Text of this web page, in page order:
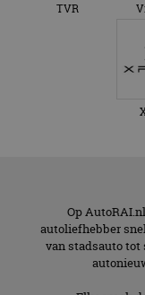
TVR
Op
autoliefhebber
van stadsauto tot